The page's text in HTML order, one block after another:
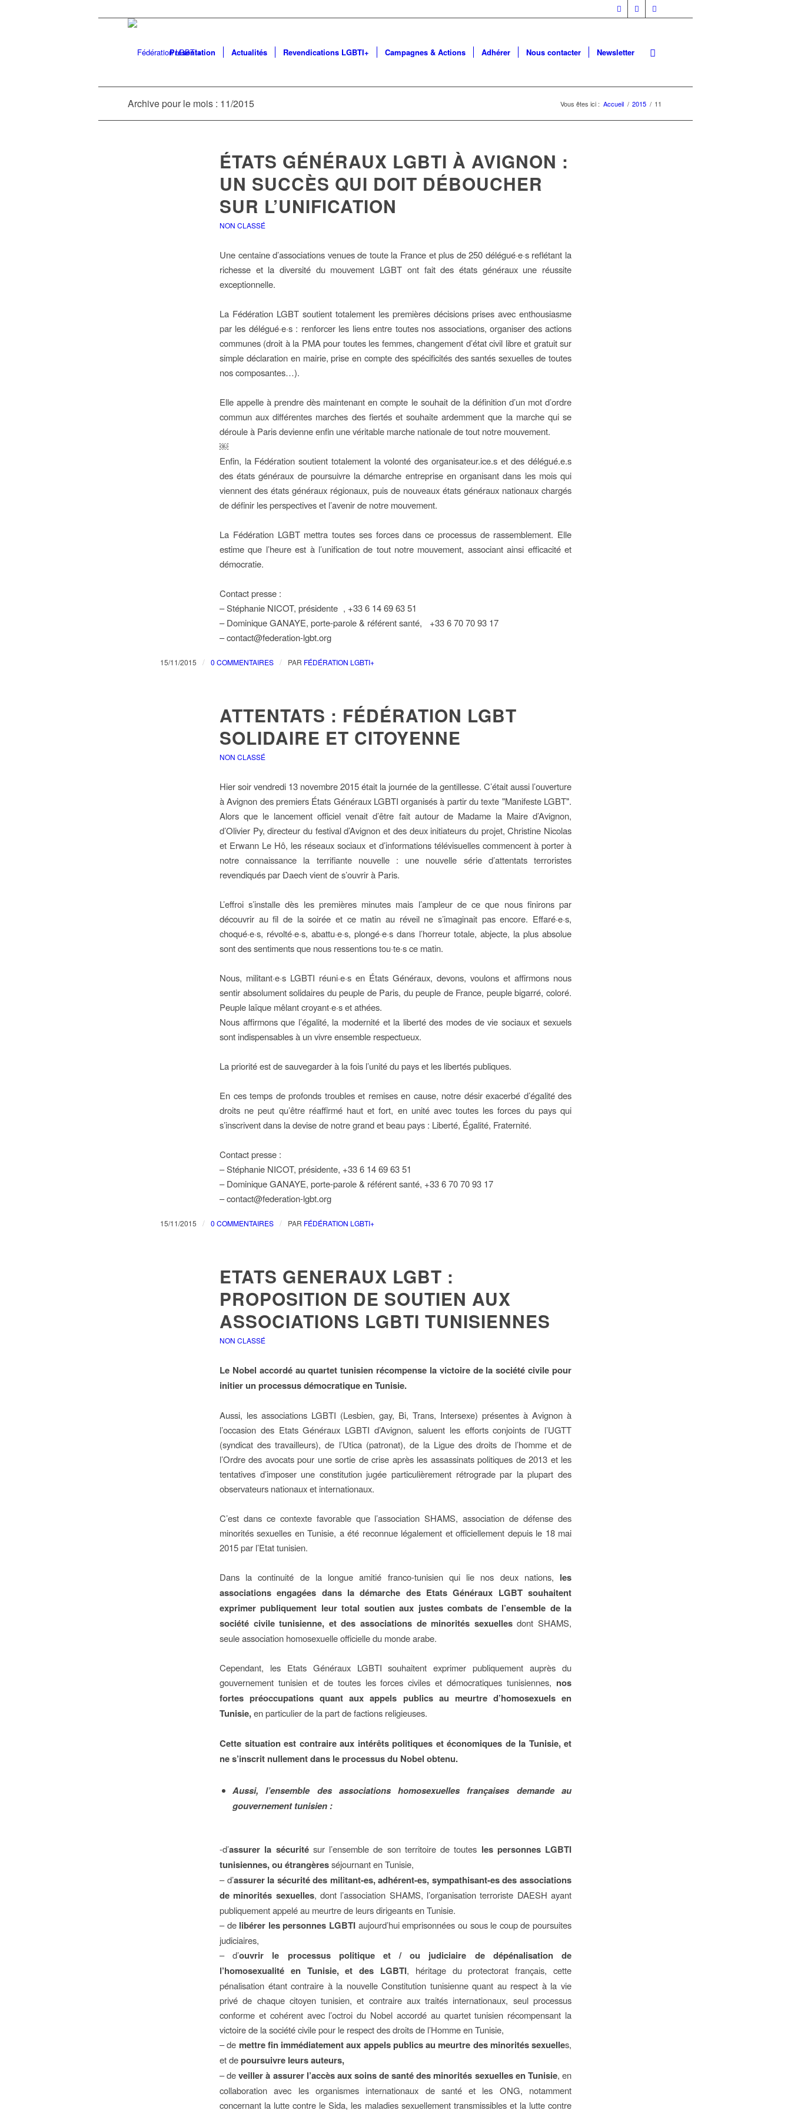
Présentation Actualités Revendications LGBTI+ Campagnes & Actions Adhérer Nous contacter Newsletter
Archive pour le mois : 11/2015 Vous êtes ici : Accueil / 2015 / 11
ÉTATS GÉNÉRAUX LGBTI À AVIGNON :
UN SUCCÈS QUI DOIT DÉBOUCHER
SUR L’UNIFICATION
NON CLASSÉ
Une centaine d’associations venues de toute la France et plus de 250 délégué·e·s reflétant la
richesse et la diversité du mouvement LGBT ont fait des états généraux une réussite
exceptionnelle.
La Fédération LGBT soutient totalement les premières décisions prises avec enthousiasme
par les délégué·e·s : renforcer les liens entre toutes nos associations, organiser des actions
communes (droit à la PMA pour toutes les femmes, changement d’état civil libre et gratuit sur
simple déclaration en mairie, prise en compte des spécificités des santés sexuelles de toutes
nos composantes…).
Elle appelle à prendre dès maintenant en compte le souhait de la définition d’un mot d’ordre
commun aux différentes marches des fiertés et souhaite ardemment que la marche qui se
déroule à Paris devienne enfin une véritable marche nationale de tout notre mouvement.
￼
Enfin, la Fédération soutient totalement la volonté des organisateur.ice.s et des délégué.e.s
des états généraux de poursuivre la démarche entreprise en organisant dans les mois qui
viennent des états généraux régionaux, puis de nouveaux états généraux nationaux chargés
de définir les perspectives et l’avenir de notre mouvement.
La Fédération LGBT mettra toutes ses forces dans ce processus de rassemblement. Elle
estime que l’heure est à l’unification de tout notre mouvement, associant ainsi efficacité et
démocratie.
Contact presse :
– Stéphanie NICOT, présidente , +33 6 14 69 63 51
– Dominique GANAYE, porte-parole & référent santé, +33 6 70 70 93 17
– contact@federation-lgbt.org
15/11/2015 / 0 COMMENTAIRES / PAR FÉDÉRATION LGBTI+
ATTENTATS : FÉDÉRATION LGBT
SOLIDAIRE ET CITOYENNE
NON CLASSÉ
Hier soir vendredi 13 novembre 2015 était la journée de la gentillesse. C’était aussi l’ouverture
à Avignon des premiers États Généraux LGBTI organisés à partir du texte "Manifeste LGBT".
Alors que le lancement officiel venait d’être fait autour de Madame la Maire d’Avignon,
d’Olivier Py, directeur du festival d’Avignon et des deux initiateurs du projet, Christine Nicolas
et Erwann Le Hô, les réseaux sociaux et d’informations télévisuelles commencent à porter à
notre connaissance la terrifiante nouvelle : une nouvelle série d’attentats terroristes
revendiqués par Daech vient de s’ouvrir à Paris.
L’effroi s’installe dès les premières minutes mais l’ampleur de ce que nous finirons par
découvrir au fil de la soirée et ce matin au réveil ne s’imaginait pas encore. Effaré·e·s,
choqué·e·s, révolté·e·s, abattu·e·s, plongé·e·s dans l’horreur totale, abjecte, la plus absolue
sont des sentiments que nous ressentions tou·te·s ce matin.
Nous, militant·e·s LGBTI réuni·e·s en États Généraux, devons, voulons et affirmons nous
sentir absolument solidaires du peuple de Paris, du peuple de France, peuple bigarré, coloré.
Peuple laïque mêlant croyant·e·s et athées.
Nous affirmons que l’égalité, la modernité et la liberté des modes de vie sociaux et sexuels
sont indispensables à un vivre ensemble respectueux.
La priorité est de sauvegarder à la fois l’unité du pays et les libertés publiques.
En ces temps de profonds troubles et remises en cause, notre désir exacerbé d’égalité des
droits ne peut qu’être réaffirmé haut et fort, en unité avec toutes les forces du pays qui
s’inscrivent dans la devise de notre grand et beau pays : Liberté, Égalité, Fraternité.
Contact presse :
– Stéphanie NICOT, présidente, +33 6 14 69 63 51
– Dominique GANAYE, porte-parole & référent santé, +33 6 70 70 93 17
– contact@federation-lgbt.org
15/11/2015 / 0 COMMENTAIRES / PAR FÉDÉRATION LGBTI+
ETATS GENERAUX LGBT :
PROPOSITION DE SOUTIEN AUX
ASSOCIATIONS LGBTI TUNISIENNES
NON CLASSÉ
Le Nobel accordé au quartet tunisien récompense la victoire de la société civile pour
initier un processus démocratique en Tunisie.
Aussi, les associations LGBTI (Lesbien, gay, Bi, Trans, Intersexe) présentes à Avignon à
l’occasion des Etats Généraux LGBTI d’Avignon, saluent les efforts conjoints de l’UGTT
(syndicat des travailleurs), de l’Utica (patronat), de la Ligue des droits de l’homme et de
l’Ordre des avocats pour une sortie de crise après les assassinats politiques de 2013 et les
tentatives d’imposer une constitution jugée particulièrement rétrograde par la plupart des
observateurs nationaux et internationaux.
C’est dans ce contexte favorable que l’association SHAMS, association de défense des
minorités sexuelles en Tunisie, a été reconnue légalement et officiellement depuis le 18 mai
2015 par l’Etat tunisien.
Dans la continuité de la longue amitié franco-tunisien qui lie nos deux nations, les
associations engagées dans la démarche des Etats Généraux LGBT souhaitent
exprimer publiquement leur total soutien aux justes combats de l’ensemble de la
société civile tunisienne, et des associations de minorités sexuellesdont SHAMS,
seule association homosexuelle officielle du monde arabe.
Cependant, les Etats Généraux LGBTI souhaitent exprimer publiquement auprès du
gouvernement tunisien et de toutes les forces civiles et démocratiques tunisiennes, nos
fortes préoccupations quant aux appels publics au meurtre d’homosexuels en
Tunisie,en particulier de la part de factions religieuses.
Cette situation est contraire aux intérêts politiques et économiques de la Tunisie, et
ne s’inscrit nullement dans le processus du Nobel obtenu.
Aussi, l’ensemble des associations homosexuelles françaises demande au
gouvernement tunisien :
-d’assurer la sécurité sur l’ensemble de son territoire de toutes les personnes LGBTI
tunisiennes, ou étrangèresséjournant en Tunisie,
– d’assurer la sécurité des militant-es, adhérent-es, sympathisant-es des associations
de minorités sexuelles, dont l’association SHAMS, l’organisation terroriste DAESH ayant
publiquement appelé au meurtre de leurs dirigeants en Tunisie.
– delibérer les personnes LGBTI aujourd’hui emprisonnées ou sous le coup de poursuites
judiciaires,
– d’ouvrir le processus politique et / ou judiciaire de dépénalisation de
l’homosexualité en Tunisie, et des LGBTI, héritage du protectorat français, cette
pénalisation étant contraire à la nouvelle Constitution tunisienne quant au respect à la vie
privé de chaque citoyen tunisien, et contraire aux traités internationaux, seul processus
conforme et cohérent avec l’octroi du Nobel accordé au quartet tunisien récompensant la
victoire de la société civile pour le respect des droits de l’Homme en Tunisie,
– de mettre fin immédiatement aux appels publics au meurtre des minorités sexuelles,
et depoursuivre leurs auteurs,
– deveiller à assurer l’accès aux soins de santé des minorités sexuelles en Tunisie, en
collaboration avec les organismes internationaux de santé et les ONG, notamment
concernant la lutte contre le Sida, les maladies sexuellement transmissibles et la lutte contre